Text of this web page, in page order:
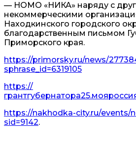
— НОМО «НИКА» наряду с
некоммерческими
Находкинского городского
благодарственным письмом
Приморского края.
https://primorsky.ru/news/
sphrase_id=6319105
https://
https://nakhodka-city.ru/events/
sid=9142.